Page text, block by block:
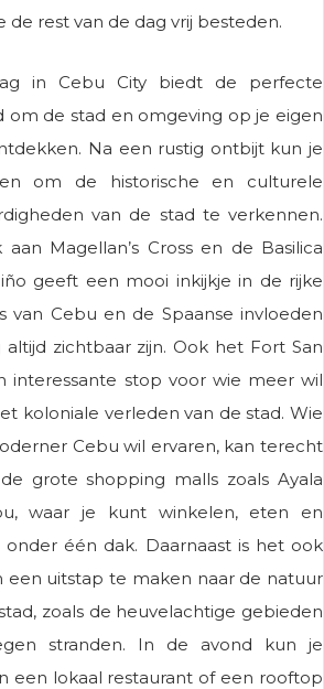
de rest van de dag vrij besteden.
in Cebu City biedt de perfecte
om de stad en omgeving op je eigen
Na een rustig ontbijt kun je
om de historische en culturele
van de stad te verkennen.
Magellan’s Cross en de Basilica
geeft een mooi inkijkje in de rijke
van Cebu en de Spaanse invloeden
zichtbaar zijn. Ook het Fort San
interessante stop voor wie meer wil
koloniale verleden van de stad. Wie
Cebu wil ervaren, kan terecht
grote shopping malls zoals Ayala
waar je kunt winkelen, eten en
onder één dak. Daarnaast is het ook
een uitstap te maken naar de natuur
zoals de heuvelachtige gebieden
stranden. In de avond kun je
een lokaal restaurant of een rooftop